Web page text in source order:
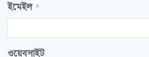
ইমেইল *
ওয়েবসাইট